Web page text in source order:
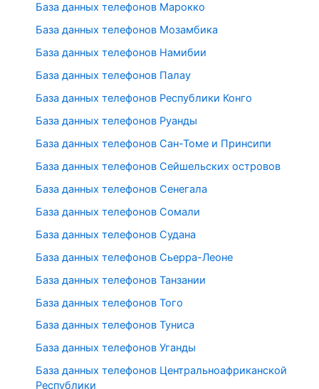
База данных телефонов Марокко
База данных телефонов Мозамбика
База данных телефонов Намибии
База данных телефонов Палау
База данных телефонов Республики Конго
База данных телефонов Руанды
База данных телефонов Сан-Томе и Принсипи
База данных телефонов Сейшельских островов
База данных телефонов Сенегала
База данных телефонов Сомали
База данных телефонов Судана
База данных телефонов Сьерра-Леоне
База данных телефонов Танзании
База данных телефонов Того
База данных телефонов Туниса
База данных телефонов Уганды
База данных телефонов Центральноафриканской
Республики